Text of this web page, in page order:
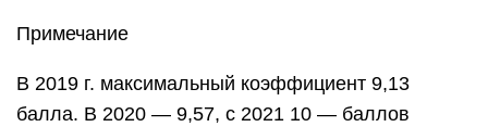
Примечание
В 2019 г. максимальный коэффициент 9,13
балла. В 2020 — 9,57, с 2021 10 — баллов